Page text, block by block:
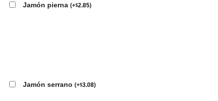
Jamón pierna (+$2.85)
Jamón serrano (+$3.08)